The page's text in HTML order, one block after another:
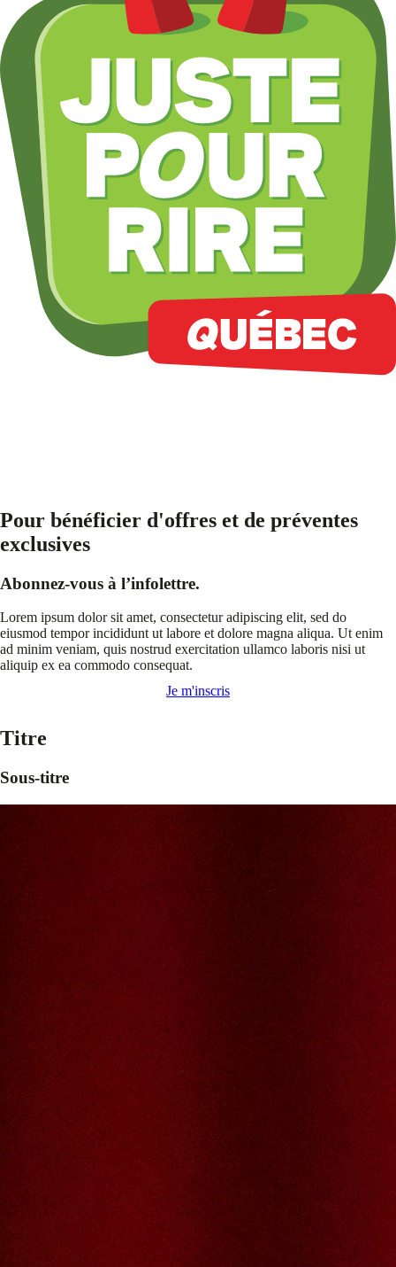
Pour bénéficier d'offres et de préventes
exclusives
Abonnez-vous à l’infolettre.
Lorem ipsum dolor sit amet, consectetur adipiscing elit, sed do
eiusmod tempor incididunt ut labore et dolore magna aliqua. Ut enim
ad minim veniam, quis nostrud exercitation ullamco laboris nisi ut
aliquip ex ea commodo consequat.
Je m'inscris
Titre
Sous-titre